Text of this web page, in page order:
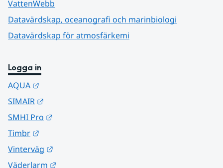
VattenWebb
Datavärdskap, oceanografi och marinbiologi
Datavärdskap för atmosfärkemi
Logga in
AQUA
SIMAIR
SMHI Pro
Timbr
Vinterväg
Väderlarm